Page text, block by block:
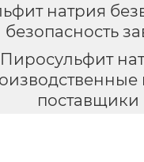
натрия
безопасность
Пиросульфит
поставщики